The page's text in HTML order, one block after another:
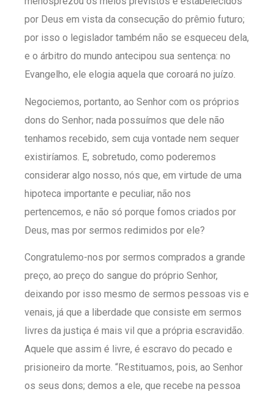
por Deus em vista da consecução do prêmio futuro;
por isso o legislador também não se esqueceu dela,
e o árbitro do mundo antecipou sua sentença: no
Evangelho, ele elogia aquela que coroará no juízo.
Negociemos, portanto, ao Senhor com os próprios
dons do Senhor; nada possuímos que dele não
tenhamos recebido, sem cuja vontade nem sequer
existiríamos. E, sobretudo, como poderemos
considerar algo nosso, nós que, em virtude de uma
hipoteca importante e peculiar, não nos
pertencemos, e não só porque fomos criados por
Deus, mas por sermos redimidos por ele?
Congratulemo-nos por sermos comprados a grande
preço, ao preço do sangue do próprio Senhor,
deixando por isso mesmo de sermos pessoas vis e
venais, já que a liberdade que consiste em sermos
livres da justiça é mais vil que a própria escravidão.
Aquele que assim é livre, é escravo do pecado e
prisioneiro da morte. “Restituamos, pois, ao Senhor
os seus dons; demos a ele, que recebe na pessoa